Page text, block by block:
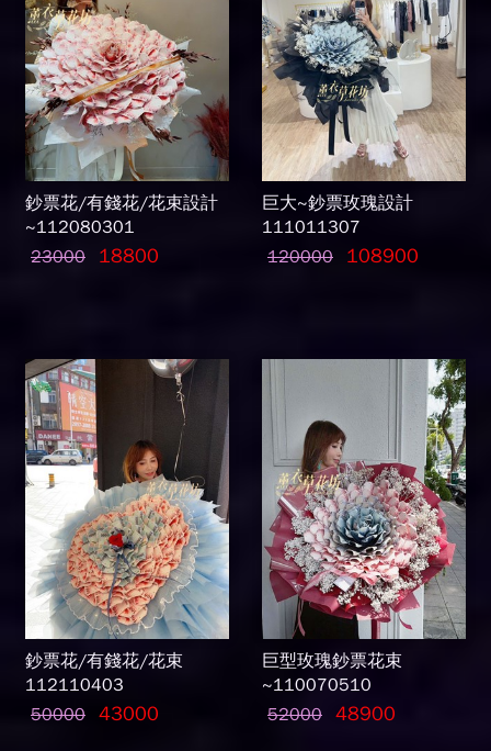
鈔票花/有錢花/花束設計
~112080301
23000
18800
巨大~鈔票玫瑰設計
111011307
120000
108900
鈔票花/有錢花/花束
112110403
50000 43000
巨型玫瑰鈔票花束
~110070510
52000 48900